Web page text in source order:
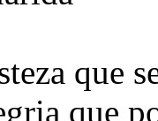
que
que